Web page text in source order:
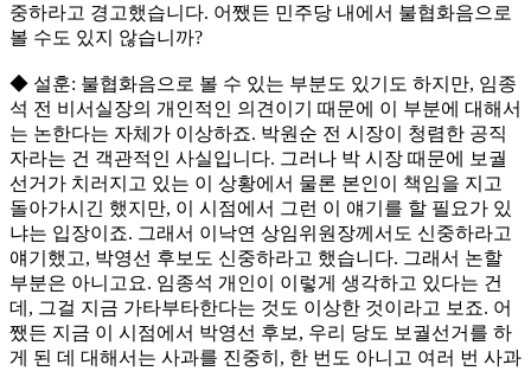
중하라고 경고했습니다. 어쨌든 민주당 내에서 불협화음으로
볼 수도 있지 않습니까?
◆ 설훈: 불협화음으로 볼 수 있는 부분도 있기도 하지만, 임종
석 전 비서실장의 개인적인 의견이기 때문에 이 부분에 대해서
는 논한다는 자체가 이상하죠. 박원순 전 시장이 청렴한 공직
자라는 건 객관적인 사실입니다. 그러나 박 시장 때문에 보궐
선거가 치러지고 있는 이 상황에서 물론 본인이 책임을 지고
돌아가시긴 했지만, 이 시점에서 그런 이 얘기를 할 필요가 있
냐는 입장이죠. 그래서 이낙연 상임위원장께서도 신중하라고
얘기했고, 박영선 후보도 신중하라고 했습니다. 그래서 논할
부분은 아니고요. 임종석 개인이 이렇게 생각하고 있다는 건
데, 그걸 지금 가타부타한다는 것도 이상한 것이라고 보죠. 어
쨌든 지금 이 시점에서 박영선 후보, 우리 당도 보궐선거를 하
게 된 데 대해서는 사과를 진중히, 한 번도 아니고 여러 번 사과